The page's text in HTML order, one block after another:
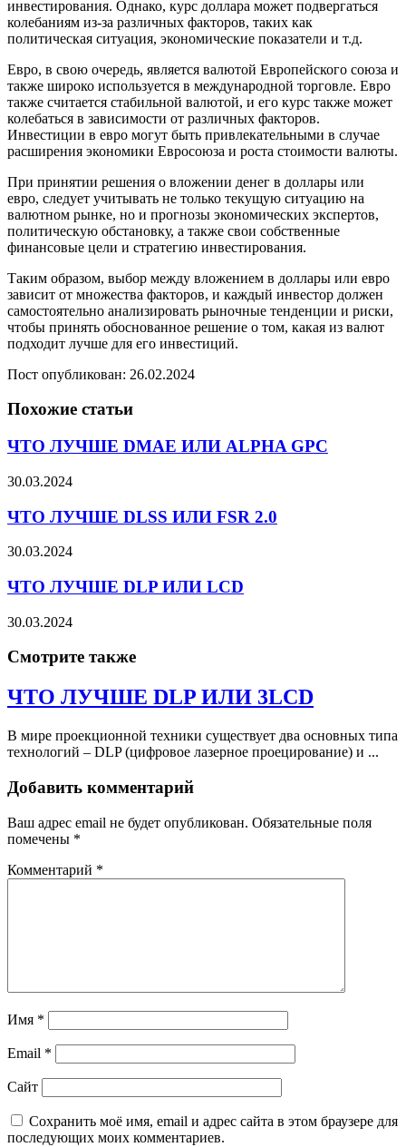
инвестирования. Однако, курс доллара может подвергаться
колебаниям из-за различных факторов, таких как
политическая ситуация, экономические показатели и т.д.
Евро, в свою очередь, является валютой Европейского союза и
также широко используется в международной торговле. Евро
также считается стабильной валютой, и его курс также может
колебаться в зависимости от различных факторов.
Инвестиции в евро могут быть привлекательными в случае
расширения экономики Евросоюза и роста стоимости валюты.
При принятии решения о вложении денег в доллары или
евро, следует учитывать не только текущую ситуацию на
валютном рынке, но и прогнозы экономических экспертов,
политическую обстановку, а также свои собственные
финансовые цели и стратегию инвестирования.
Таким образом, выбор между вложением в доллары или евро
зависит от множества факторов, и каждый инвестор должен
самостоятельно анализировать рыночные тенденции и риски,
чтобы принять обоснованное решение о том, какая из валют
подходит лучше для его инвестиций.
Пост опубликован: 26.02.2024
Похожие статьи
ЧТО ЛУЧШЕ DMAE ИЛИ ALPHA GPC
30.03.2024
ЧТО ЛУЧШЕ DLSS ИЛИ FSR 2.0
30.03.2024
ЧТО ЛУЧШЕ DLP ИЛИ LCD
30.03.2024
Смотрите также
ЧТО ЛУЧШЕ DLP ИЛИ 3LCD
В мире проекционной техники существует два основных типа
технологий – DLP (цифровое лазерное проецирование) и ...
Добавить комментарий
Ваш адрес email не будет опубликован. Обязательные поля
помечены *
Комментарий *
Имя *
Email *
Сайт
Сохранить моё имя, email и адрес сайта в этом браузере для
последующих моих комментариев.